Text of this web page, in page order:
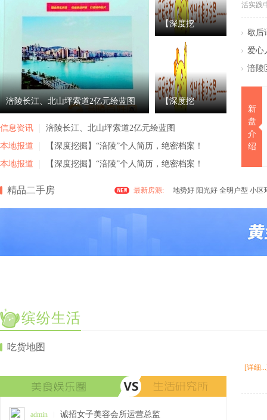
涪陵长江、北山坪索道2亿元绘蓝图
【深度挖
掘】“涪陵”个人
简历，绝密档
【深度挖
掘】“涪陵”个人
信息资讯
涪陵长江、北山坪索道2亿元绘蓝图
本地报道
【深度挖掘】“涪陵”个人简历，绝密档案！
本地报道
【深度挖掘】“涪陵”个人简历，绝密档案！
活实践
歇后
（三
爱心
万元
涪陵
新
盘
介
绍
精品二手房 最新房源: 地势好 阳光好 全明户型 小区
面
诚招女子美容会所运营总监
地势好 阳光好 全明户型 小
缤纷生活
吃货地图
admin 诚招女子美容会所运营总监
[详细